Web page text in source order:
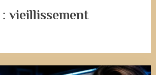
vieillissement